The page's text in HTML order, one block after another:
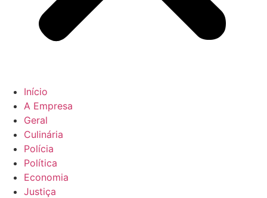
Início
A Empresa
Geral
Culinária
Polícia
Política
Economia
Justiça